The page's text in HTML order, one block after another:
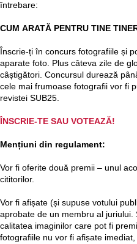
întrebare:
CUM ARATĂ PENTRU TINE
Înscrie-ți în concurs fotografiile și
aparate foto. Plus câteva zile de
câștigători. Concursul durează
cele mai frumoase fotografii vor fi
revistei SUB25.
ÎNSCRIE-TE SAU VOTEAZĂ!
Mențiuni din regulament:
Vor fi oferite două premii – unul
cititorilor.
Vor fi afișate (și supuse votului
aprobate de un membru al
calitatea imaginilor care pot fi
fotografiile nu vor fi afișate